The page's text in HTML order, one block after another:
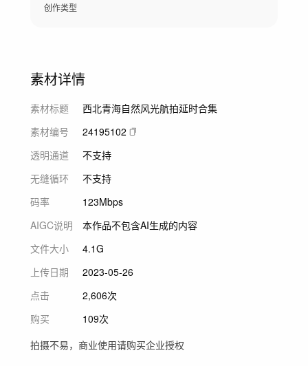
创作类型
素材详情
素材标题
西北青海自然风光航拍延时合集
素材编号
24195102
透明通道
不支持
无缝循环
不支持
码率
123Mbps
AIGC说明
本作品不包含AI生成的内容
文件大小
4.1G
上传日期
2023-05-26
点击
2,606次
购买
109次
拍摄不易，商业使用请购买企业授权